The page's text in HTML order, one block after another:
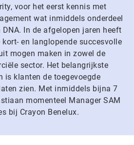
voor het eerst kennis met
wat inmiddels onderdeel
In de afgelopen jaren heeft
en langlopende succesvolle
mogen maken in zowel de
sector. Het belangrijkste
is klanten de toegevoegde
zien. Met inmiddels bijna 7
momenteel Manager SAM
bij Crayon Benelux.